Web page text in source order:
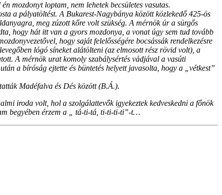
mozdonyt loptam, nem lehetek becsületes vasutas.
a pályatöltést. A Bukarest-Nagybánya között közlekedő 425-ös
meg zúzott kőre volt szükség. A mérnök úr a sürgős
hogy hát itt van a gyors mozdonya, a vonat úgy sem tud tovább
hogy saját felelősségére bocsássák rendelkezésre
lógó síneket alátölteni (az elmosott rész rövid volt), a
A mérnök urat komoly szabálysértés vádjával a vasúti
a bíróság ejtette és büntetés helyett javasolta, hogy a „vétkest”
Madéfalva és Dés között (B.Á.).
iroda volt, hol a szolgálattevők igyekeztek kedveskedni a főnök
begyében érzem a „ tá-ti-tá, ti-ti-ti-ti”-t…